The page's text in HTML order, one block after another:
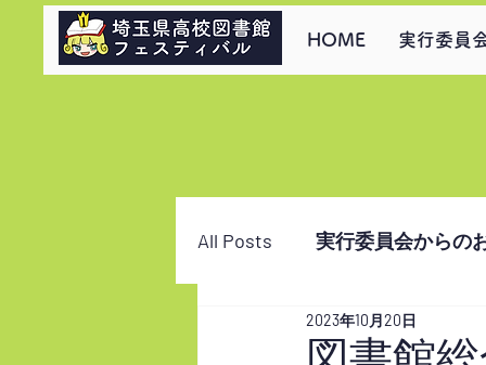
HOME 実行委員
All Posts 実行委員会からの
2023年10月20日